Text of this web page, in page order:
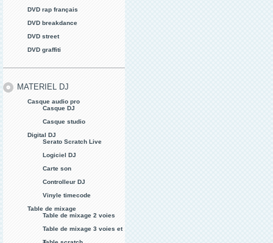
DVD rap français
DVD breakdance
DVD street
DVD graffiti
MATERIEL DJ
Casque audio pro
Casque DJ
Casque studio
Digital DJ
Serato Scratch Live
Logiciel DJ
Carte son
Controlleur DJ
Vinyle timecode
Table de mixage
Table de mixage 2 voies
Table de mixage 3 voies et